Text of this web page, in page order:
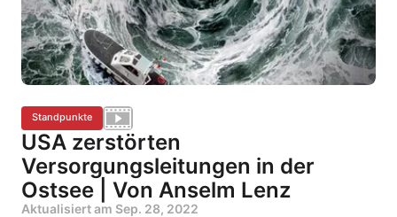
Standpunkte
USA zerstörten
Versorgungsleitungen in der
Ostsee | Von Anselm Lenz
Aktualisiert am Sep. 28, 2022